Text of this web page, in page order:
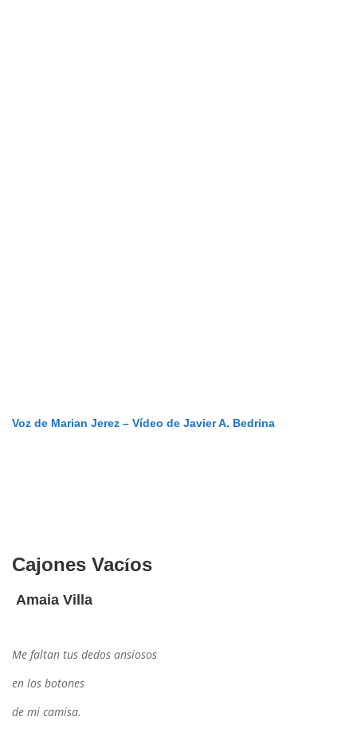
Voz de Marian Jerez – Vídeo de Javier A. Bedrina
Cajones Vacíos
Amaia Villa
Me faltan tus dedos ansiosos
en los botones
de mi camisa.